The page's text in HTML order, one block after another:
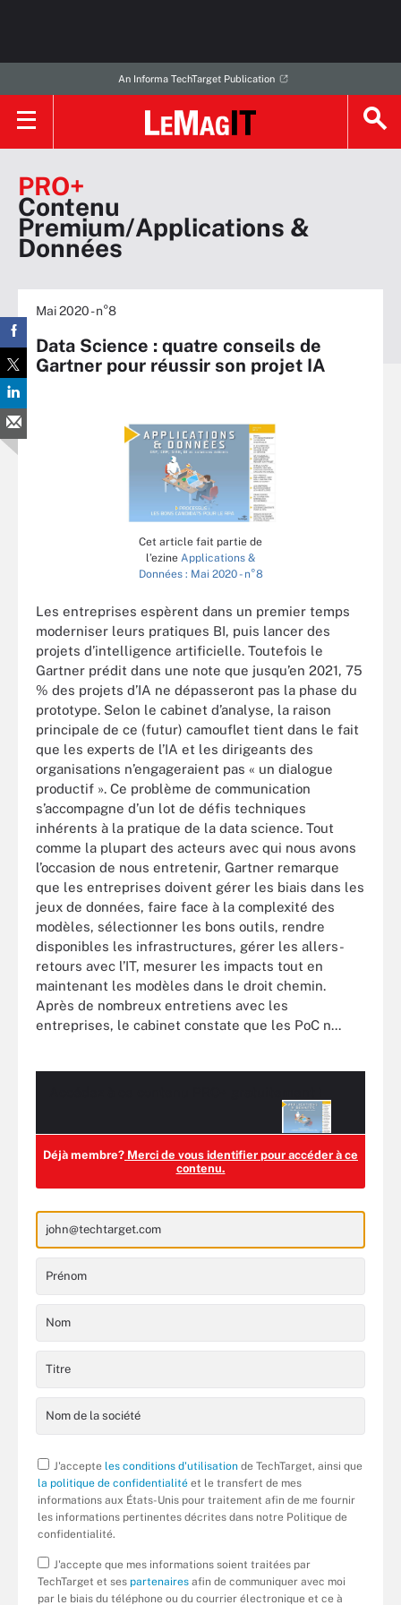
An Informa TechTarget Publication
PRO+
Contenu
Premium/Applications &
Données
Mai 2020 - n°8
Data Science : quatre conseils de
Gartner pour réussir son projet IA
Cet article fait partie de
l’ezine Applications &
Données : Mai 2020 - n°8
Les entreprises espèrent dans un premier temps
moderniser leurs pratiques BI, puis lancer des
projets d’intelligence artificielle. Toutefois le
Gartner prédit dans une note que jusqu’en 2021, 75
% des projets d’IA ne dépasseront pas la phase du
prototype. Selon le cabinet d’analyse, la raison
principale de ce (futur) camouflet tient dans le fait
que les experts de l’IA et les dirigeants des
organisations n’engageraient pas « un dialogue
productif ». Ce problème de communication
s’accompagne d’un lot de défis techniques
inhérents à la pratique de la data science. Tout
comme la plupart des acteurs avec qui nous avons
l’occasion de nous entretenir, Gartner remarque
que les entreprises doivent gérer les biais dans les
jeux de données, faire face à la complexité des
modèles, sélectionner les bons outils, rendre
disponibles les infrastructures, gérer les allers-
retours avec l’IT, mesurer les impacts tout en
maintenant les modèles dans le droit chemin.
Après de nombreux entretiens avec les
entreprises, le cabinet constate que les PoC n...
Déjà membre? Merci de vous identifier pour accéder à ce
contenu.
J'accepte les conditions d'utilisation de TechTarget, ainsi que
la politique de confidentialité et le transfert de mes
informations aux États-Unis pour traitement afin de me fournir
les informations pertinentes décrites dans notre Politique de
confidentialité.
J'accepte que mes informations soient traitées par
TechTarget et ses partenaires afin de communiquer avec moi
par le biais du téléphone ou du courrier électronique et ce à